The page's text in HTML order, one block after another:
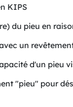
KIPS
du pieu en
un
d'un pieu
"pieu" pour